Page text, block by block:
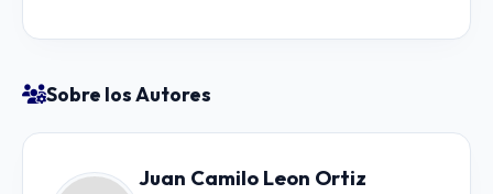
Sobre los Autores
Juan Camilo Leon Ortiz